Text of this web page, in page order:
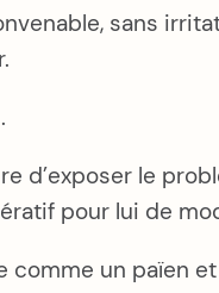
sans
d’exposer le
pour lui de
comme un païen